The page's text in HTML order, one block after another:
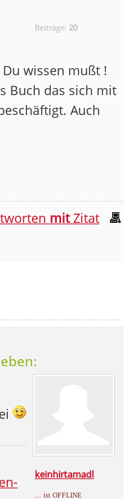
Beiträge: 20
wissen mußt !
Buch das sich mit
Auch
mitZitat
keinhirtamadl
... ist OFFLINE